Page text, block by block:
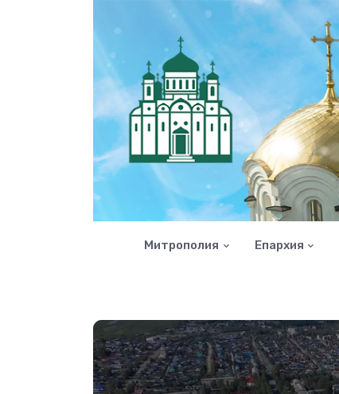
Митрополия Епархия